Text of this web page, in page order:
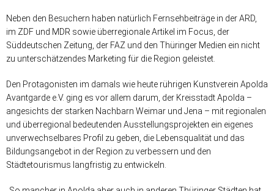
Neben den Besuchern haben natürlich Fernsehbeiträge in der ARD,
im ZDF und MDR sowie überregionale Artikel im Focus, der
Süddeutschen Zeitung, der FAZ und den Thüringer Medien ein nicht
zu unterschätzendes Marketing für die Region geleistet.
Den Protagonisten im damals wie heute rührigen Kunstverein Apolda
Avantgarde e.V. ging es vor allem darum, der Kreisstadt Apolda –
angesichts der starken Nachbarn Weimar und Jena – mit regionalen
und überregional bedeutenden Ausstellungsprojekten ein eigenes
unverwechselbares Profil zu geben, die Lebensqualität und das
Bildungsangebot in der Region zu verbessern und den
Städtetourismus langfristig zu entwickeln.